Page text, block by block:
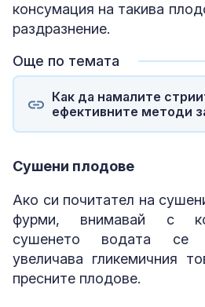
консумация на такива
раздразнение.
Още по темата
Как да намалите
ефективните методи
Сушени плодове
Ако си почитател на
фурми, внимавай с
сушенето водата се
увеличава гликемичния
пресните плодове.